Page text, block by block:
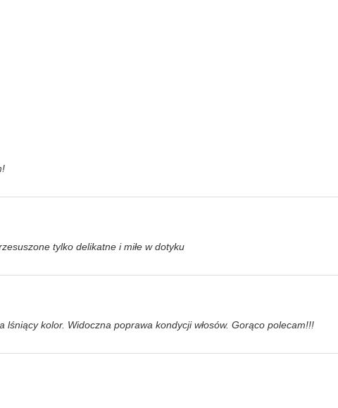
tylko delikatne i miłe w dotyku
lśniący kolor. Widoczna poprawa kondycji włosów. Gorąco polecam!!!